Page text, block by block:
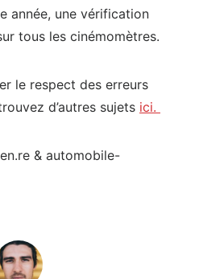
année, une vérification
tous les cinémomètres.
le respect des erreurs
d’autres sujets ici.
& automobile-